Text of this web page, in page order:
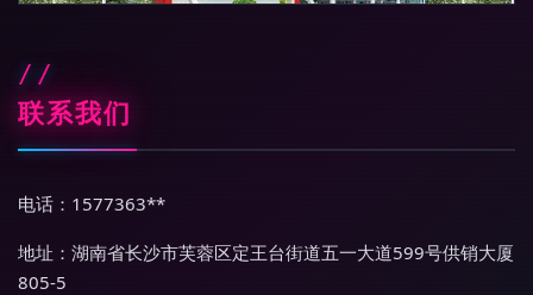
联系我们
电话：1577363**
地址：湖南省长沙市芙蓉区定王台街道五一大道599号供销大厦
805-5